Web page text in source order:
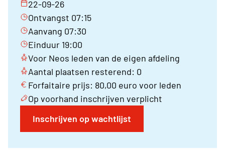
22-09-26
Ontvangst 07:15
Aanvang 07:30
Einduur 19:00
Voor Neos leden van de eigen afdeling
Aantal plaatsen resterend: 0
Forfaitaire prijs: 80,00 euro voor leden
Op voorhand inschrijven verplicht
Inschrijven op wachtlijst